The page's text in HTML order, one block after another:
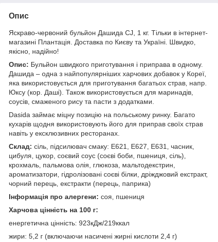
Опис
Яскраво-червоний бульйон Дашида CJ, 1 кг. Тільки в інтернет-
магазині Плантація. Доставка по Києву та Україні. Швидко,
якісно, надійно!
Опис: Бульйон швидкого приготування і приправа в одному.
Дашида – одна з найпопулярніших харчових добавок у Кореї,
яка використовується для приготування багатьох страв, напр.
Юксу (кор. Даші). Також використовується для маринадів,
соусів, смаженого рису та пасти з додатками.
Dasida займає міцну позицію на польському ринку. Багато
кухарів щодня використовують його для приправ своїх страв
навіть у ексклюзивних ресторанах.
Склад: сіль, підсилювач смаку: Е621, Е627, Е631, часник,
цибуля, цукор, соєвий соус (соєві боби, пшениця, сіль),
крохмаль, пальмова олія, глюкоза, мальтодекстрин,
ароматизатори, гідролізовані соєві білки, дріжджовий екстракт,
чорний перець, екстракти (перець, паприка)
Інформація про алергени: соя, пшениця
Харчова цінність на 100 г:
енергетична цінність: 923кДж/219ккал
жири: 5,2 г (включаючи насичені жирні кислоти 2,4 г)